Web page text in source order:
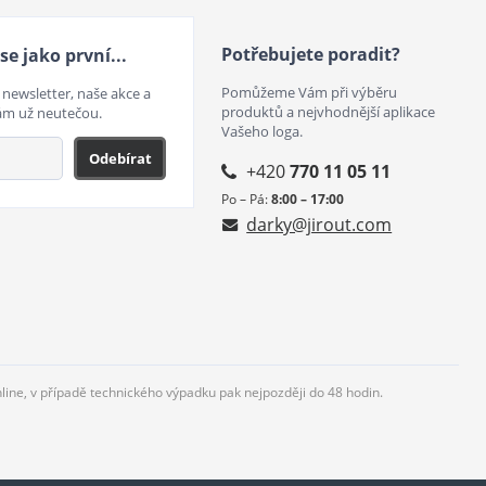
jako první...
naše akce a
už neutečou.
Odebírat
Potřebujete poradit?
Pomůžeme Vám při výběru
produktů a nejvhodnější aplikace
Vašeho loga.
+420770 11 05 11
Po – Pá:8:00 – 17:00
darky@jirout.com
v případě technického výpadku pak nejpozději do 48 hodin.